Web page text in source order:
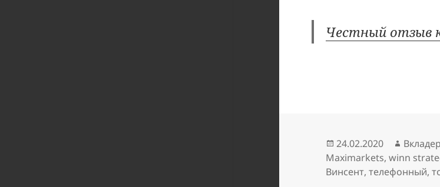
Честный отзыв
Опубликовано
24.02.2020 Автор
Вкладер
Maximarkets,winn
Винсент,телефонный,